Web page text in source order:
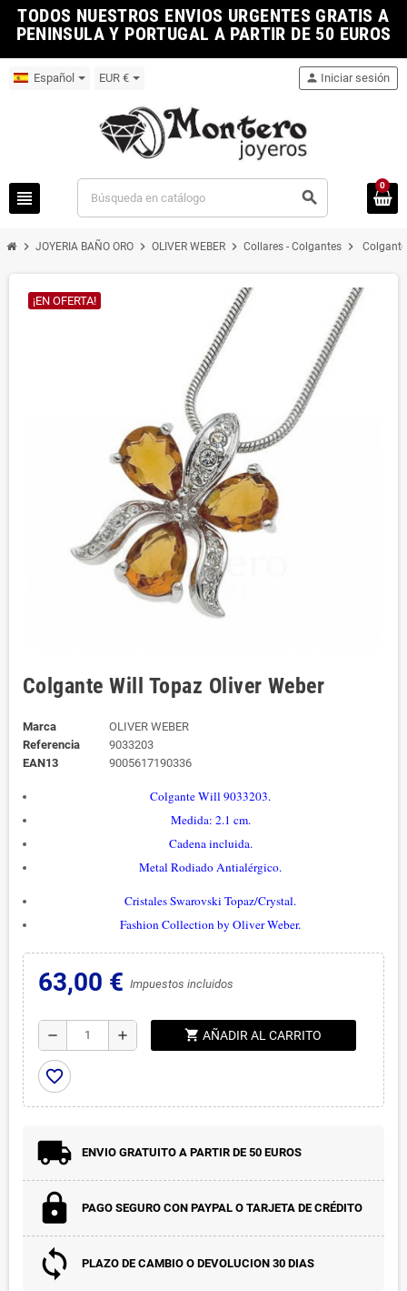
TODOS NUESTROS ENVIOS URGENTES GRATIS A
PENINSULA Y PORTUGAL A PARTIR DE 50 EUROS
Español EUR €
view_headline search
person Iniciar sesión
0
chevron_right JOYERIA BAÑO ORO chevron_right OLIVER WEBER chevron_right Collares - Colgantes chevron_right
¡EN OFERTA!
Colgante Will Topaz Oliver Weber
Marca
OLIVER WEBER
Referencia
9033203
EAN13
9005617190336
Colgante Will 9033203.
Medida: 2.1 cm.
Cadena incluida.
Metal Rodiado Antialérgico.
Cristales Swarovski Topaz/Crystal.
Fashion Collection by Oliver Weber.
63,00 € Impuestos incluidos
remove add shopping_cart AÑADIR AL CARRITO
favorite_border
ENVIO GRATUITO A PARTIR DE 50 EUROS
PAGO SEGURO CON PAYPAL O TARJETA DE CRÉDITO
PLAZO DE CAMBIO O DEVOLUCION 30 DIAS